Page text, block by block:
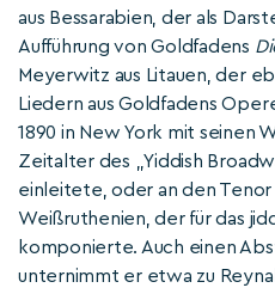
aus Bessarabien, der als
Aufführung von Goldfadens
Meyerwitz aus Litauen, der
Liedern aus Goldfadens
1890 in New York mit seinen
Zeitalter des „Yiddish
einleitete, oder an den Tenor
Weißruthenien, der für das
komponierte. Auch einen
unternimmt er etwa zu